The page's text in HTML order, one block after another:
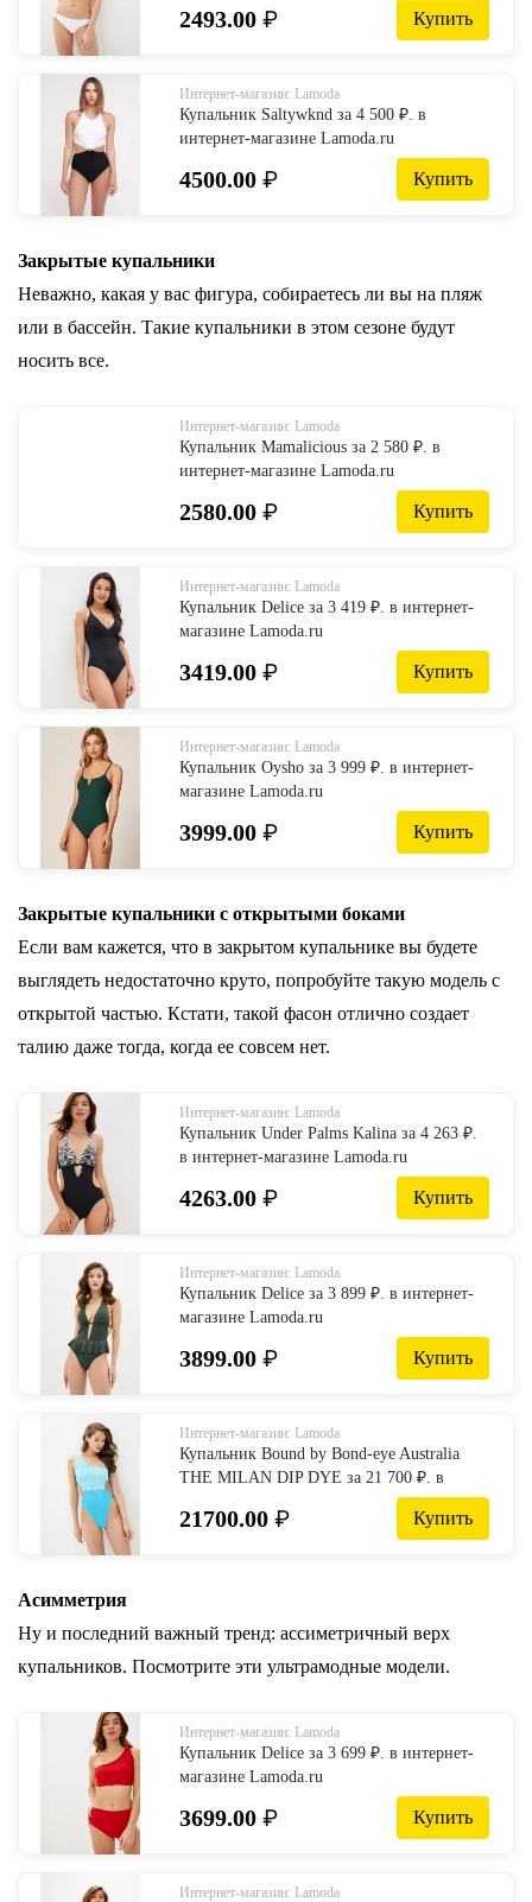
2493.00 ₽ Купить
Интернет-магазин: Lamoda
Купальник Saltywknd за 4 500 ₽. в
интернет-магазине Lamoda.ru
4500.00 ₽ Купить
Закрытые купальники
Неважно, какая у вас фигура, собираетесь ли вы на пляж
или в бассейн. Такие купальники в этом сезоне будут
носить все.
Интернет-магазин: Lamoda
Купальник Mamalicious за 2 580 ₽. в
интернет-магазине Lamoda.ru
2580.00 ₽ Купить
Интернет-магазин: Lamoda
Купальник Delice за 3 419 ₽. в интернет-
магазине Lamoda.ru
3419.00 ₽ Купить
Интернет-магазин: Lamoda
Купальник Oysho за 3 999 ₽. в интернет-
магазине Lamoda.ru
3999.00 ₽ Купить
Закрытые купальники с открытыми боками
Если вам кажется, что в закрытом купальнике вы будете
выглядеть недостаточно круто, попробуйте такую модель с
открытой частью. Кстати, такой фасон отлично создает
талию даже тогда, когда ее совсем нет.
Интернет-магазин: Lamoda
Купальник Under Palms Kalina за 4 263 ₽.
в интернет-магазине Lamoda.ru
4263.00 ₽ Купить
Интернет-магазин: Lamoda
Купальник Delice за 3 899 ₽. в интернет-
магазине Lamoda.ru
3899.00 ₽ Купить
Интернет-магазин: Lamoda
Купальник Bound by Bond-eye Australia
THE MILAN DIP DYE за 21 700 ₽. в
21700.00 ₽ Купить
Асимметрия
Ну и последний важный тренд: ассиметричный верх
купальников. Посмотрите эти ультрамодные модели.
Интернет-магазин: Lamoda
Купальник Delice за 3 699 ₽. в интернет-
магазине Lamoda.ru
3699.00 ₽ Купить
Интернет-магазин: Lamoda